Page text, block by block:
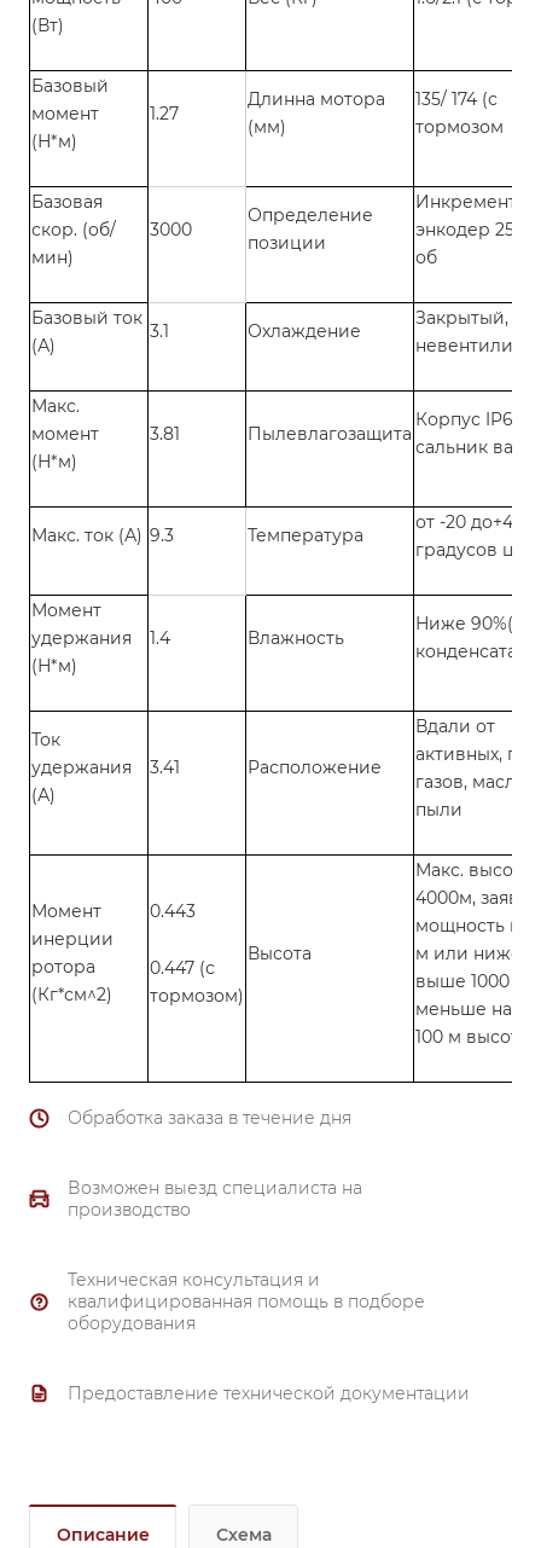
(Вт)
Базовый
момент
(Н*м)
1.27
Длинна мотора
(мм)
135/ 174 (с
тормозом
Базовая
скор. (об/
мин)
3000
Определение
позиции
энкодер
об
Базовый ток
(А)
3.1 Охлаждение
Закрытый,
Макс.
момент
(Н*м)
3.81 Пылевлагозащита
Корпус IP65,
сальник вала
Макс. ток (А) 9.3 Температура
от -20 до+40
градусов
Момент
удержания
(Н*м)
1.4 Влажность
Ниже 90%(
конденсата)
Ток
удержания
(А)
3.41 Расположение
Вдали от
активных,
газов, масла и
пыли
Момент
инерции
ротора
(Кг*см^2)
0.443
0.447 (с
тормозом)
Высота
Макс. высота
4000м,
мощность на
м или ниже,
выше 1000 м-
меньше на 1.5
100 м высоты
Обработка заказа в течение дня
Возможен выезд специалиста на
производство
Техническая консультация и
квалифицированная помощь в подборе
оборудования
Предоставление технической документации
Описание Схема